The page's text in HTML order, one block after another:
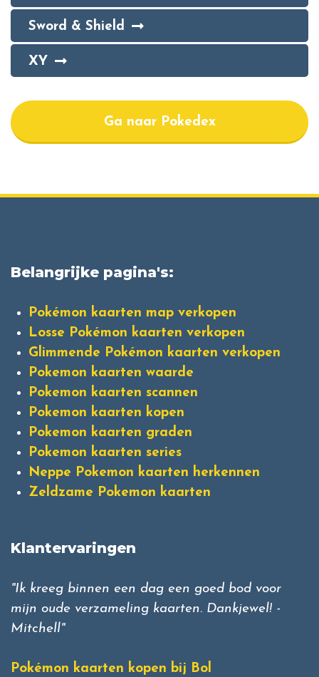
Sword & Shield
XY
Ga naar Pokedex
Belangrijke pagina's:
Pokémon kaarten map verkopen
Losse Pokémon kaarten verkopen
Glimmende Pokémon kaarten verkopen
Pokemon kaarten waarde
Pokemon kaarten scannen
Pokemon kaarten kopen
Pokemon kaarten graden
Pokemon kaarten series
Neppe Pokemon kaarten herkennen
Zeldzame Pokemon kaarten
Klantervaringen
"Ik kreeg binnen een dag een goed bod voor
mijn oude verzameling kaarten. Dankjewel! -
Mitchell"
Pokémon kaarten kopen bij Bol